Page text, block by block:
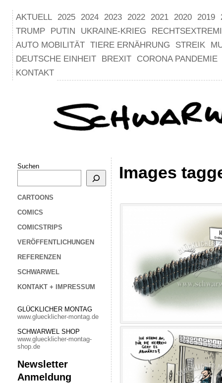
AKTUELL 2025 2024 2023 2022 2021 2020 2019
TRUMP
PUTIN UKRAINE-KRIEG
AUTO MOBILITÄT TIERE ERNÄHRUNG STREIK
DEUTSCHE EINHEIT
BREXIT
CORONA PANDEMIE
KONTAKT
Suchen
CARTOONS
COMICS
COMICSTRIPS
VERÖFFENTLICHUNGEN
REFERENZEN
SCHWARWEL
KONTAKT + IMPRESSUM
GLÜCKLICHER MONTAG
www.gluecklicher-montag.de
SCHWARWEL SHOP
www.gluecklicher-montag-
shop.de
Newsletter
Anmeldung
Images